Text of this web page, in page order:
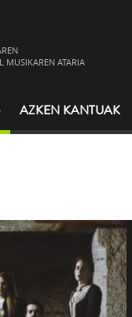
MUSIKAREN ATARIA
AZKEN KANTUAK